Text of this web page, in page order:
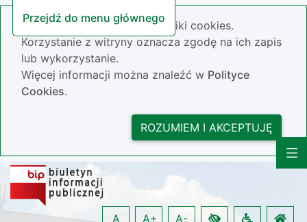
Przejdź do menu głównego
Nasza strona wykorzystuje pliki cookies.
Korzystanie z witryny oznacza zgodę na ich zapis
lub wykorzystanie.
Więcej informacji można znaleźć w Polityce
Cookies.
ROZUMIEM I AKCEPTUJĘ
A A+ A-